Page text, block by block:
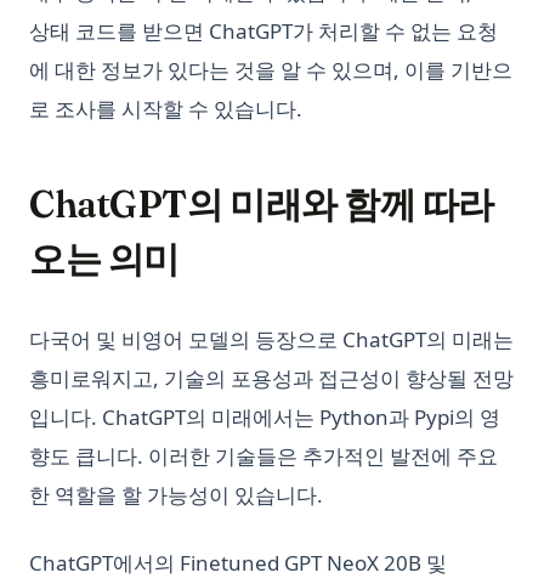
상태 코드를 받으면 ChatGPT가 처리할 수 없는 요청
에 대한 정보가 있다는 것을 알 수 있으며, 이를 기반으
로 조사를 시작할 수 있습니다.
ChatGPT의 미래와 함께 따라
오는 의미
다국어 및 비영어 모델의 등장으로 ChatGPT의 미래는
흥미로워지고, 기술의 포용성과 접근성이 향상될 전망
입니다. ChatGPT의 미래에서는 Python과 Pypi의 영
향도 큽니다. 이러한 기술들은 추가적인 발전에 주요
한 역할을 할 가능성이 있습니다.
ChatGPT에서의 Finetuned GPT NeoX 20B 및